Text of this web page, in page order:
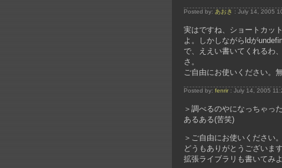
Posted by: あおき : July 14, 2005
実はですね、ショートカッ
よ。しかしながらldが
で、ええい書いてくれるわ
さ。
ご自由にお使いください。
Posted by: fenrir: July 14, 2005
＞調べるのやになっちゃった
あるある(苦笑)
＞ご自由にお使いください
どうもありがとうございま
拡張ライブラリも書いてみ